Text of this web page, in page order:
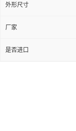
外形尺寸
厂家
是否进口